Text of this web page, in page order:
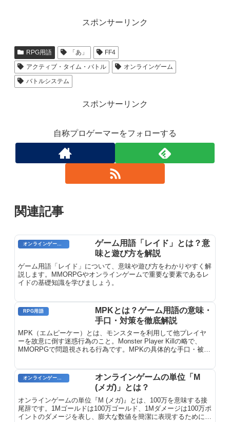
スポンサーリンク
RPG用語 「あ」
FF4
アクティブ・タイム・バトル
オンラインゲーム
バトルシステム
スポンサーリンク
自称プロゲーマーをフォローする
関連記事
オンラインゲーム用語
ゲーム用語「レイド」とは？意
味と遊び方を解説
ゲーム用語「レイド」について、意味や遊び方をわかりやすく解
説します。MMORPGやオンラインゲームで重要な要素であるレ
イドの基礎知識を学びましょう。
RPG用語
MPKとは？ゲーム用語の意味・
手口・対策を徹底解説
MPK（エムピーケー）とは、モンスターを利用して他プレイヤ
ーを故意に倒す迷惑行為のこと。Monster Player Killの略で、
MMORPGで問題視される行為です。MPKの具体的な手口・被害
オンラインゲームのプレイに関する用語
オンラインゲームの単位「M
(メガ)」とは？
オンラインゲームの単位『M (メガ)』とは、100万を意味する接
尾辞です。1Mゴールドは100万ゴールド、1Mダメージは100万ポ
イントのダメージを表し、膨大な数値を簡潔に表現するために使